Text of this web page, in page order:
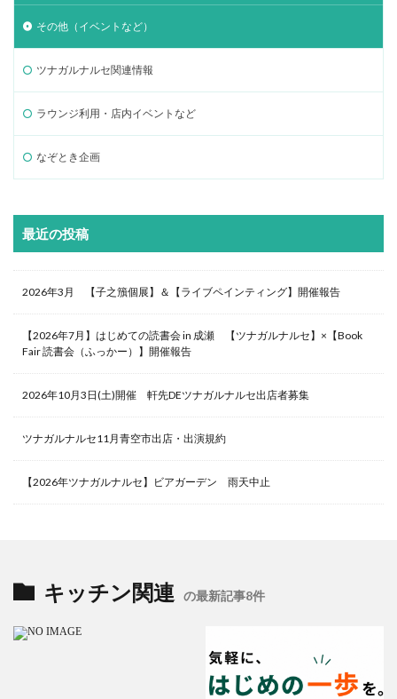
その他（イベントなど）
ツナガルナルセ関連情報
ラウンジ利用・店内イベントなど
なぞとき企画
最近の投稿
2026年3月 【子之籏個展】＆【ライブペインティング】開催報告
【2026年7月】はじめての読書会 in 成瀬 【ツナガルナルセ】×【Book
Fair 読書会（ふっかー）】開催報告
2026年10月3日(土)開催 軒先DEツナガルナルセ出店者募集
ツナガルナルセ11月青空市出店・出演規約
【2026年ツナガルナルセ】ビアガーデン 雨天中止
キッチン関連 の最新記事8件